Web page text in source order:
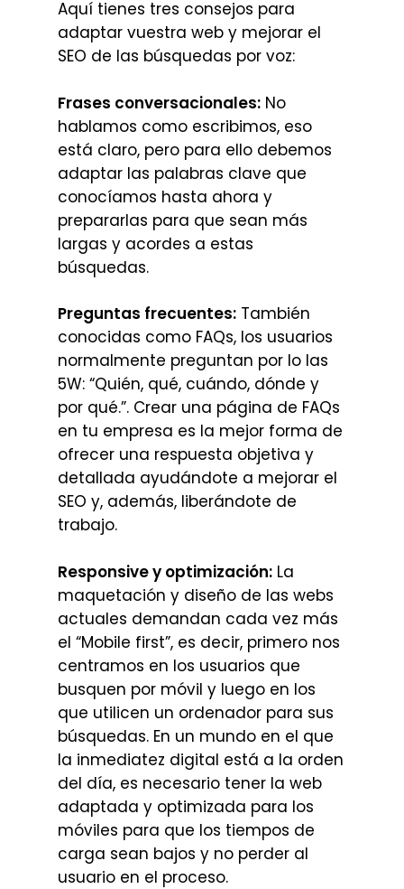
Aquí tienes tres consejos para
adaptar vuestra web y mejorar el
SEO de las búsquedas por voz:
Frases conversacionales: No
hablamos como escribimos, eso
está claro, pero para ello debemos
adaptar las palabras clave que
conocíamos hasta ahora y
prepararlas para que sean más
largas y acordes a estas
búsquedas.
Preguntas frecuentes: También
conocidas como FAQs, los usuarios
normalmente preguntan por lo las
5W: “Quién, qué, cuándo, dónde y
por qué.”. Crear una página de FAQs
en tu empresa es la mejor forma de
ofrecer una respuesta objetiva y
detallada ayudándote a mejorar el
SEO y, además, liberándote de
trabajo.
Responsive y optimización: La
maquetación y diseño de las webs
actuales demandan cada vez más
el “Mobile first”, es decir, primero nos
centramos en los usuarios que
busquen por móvil y luego en los
que utilicen un ordenador para sus
búsquedas. En un mundo en el que
la inmediatez digital está a la orden
del día, es necesario tener la web
adaptada y optimizada para los
móviles para que los tiempos de
carga sean bajos y no perder al
usuario en el proceso.